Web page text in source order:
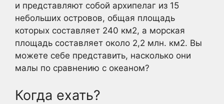
и представляют собой архипелаг из 15
небольших островов, общая площадь
которых составляет 240 км2, а морская
площадь составляет около 2,2 млн. км2. Вы
можете себе представить, насколько они
малы по сравнению с океаном?
Когда ехать?